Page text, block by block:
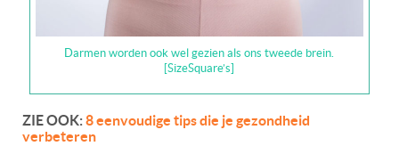
Darmen worden ook wel gezien als ons tweede brein.
[SizeSquare’s]
ZIE OOK:8 eenvoudige tips die je gezondheid
verbeteren